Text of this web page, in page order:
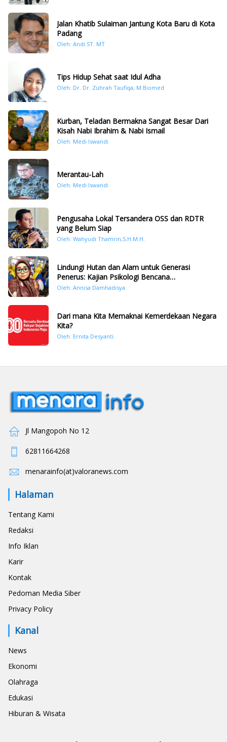
Jalan Khatib Sulaiman Jantung Kota Baru di Kota
Padang
Oleh: Andi ST. MT
Tips Hidup Sehat saat Idul Adha
Oleh: Dr. Dr. Zuhrah Taufiqa, M.Biomed
Kurban, Teladan Bermakna Sangat Besar Dari
Kisah Nabi Ibrahim & Nabi Ismail
Oleh: Medi Iswandi
Merantau-Lah
Oleh: Medi Iswandi
Pengusaha Lokal Tersandera OSS dan RDTR
yang Belum Siap
Oleh: Wahyudi Thamrin,S.H.M.H.
Lindungi Hutan dan Alam untuk Generasi
Penerus: Kajian Psikologi Bencana
Hidrometeorologi di Sumatera Pasca Tragedi
Oleh: Annisa Damhadisya
Dari mana Kita Memaknai Kemerdekaan Negara
Kita?
Oleh: Ernita Desyanti
Jl Mangopoh No 12
62811664268
menarainfo(at)valoranews.com
Halaman
Tentang Kami
Redaksi
Info Iklan
Karir
Kontak
Pedoman Media Siber
Privacy Policy
Kanal
News
Ekonomi
Olahraga
Edukasi
Hiburan & Wisata